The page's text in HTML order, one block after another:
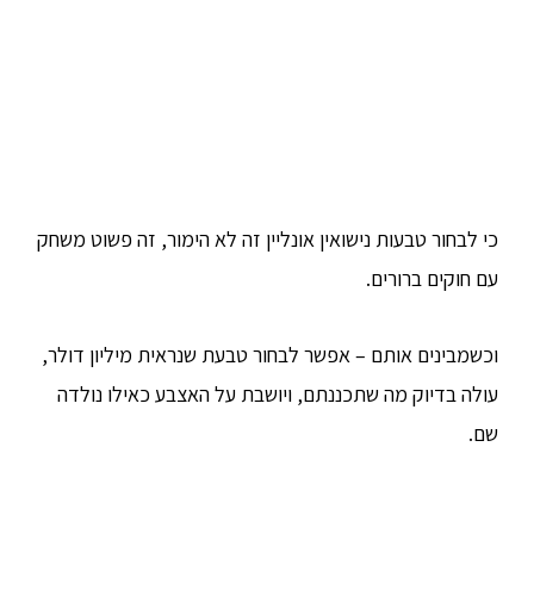
כי לבחור טבעות נישואין אונליין זה לא הימור, זה פשוט משחק
עם חוקים ברורים.
וכשמבינים אותם – אפשר לבחור טבעת שנראית מיליון דולר,
עולה בדיוק מה שתכננתם, ויושבת על האצבע כאילו נולדה
שם.